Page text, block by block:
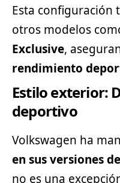
Esta configuración
otros modelos
Exclusive,
rendimiento
Estilo exterior:
deportivo
Volkswagen ha
en sus versiones
no es una